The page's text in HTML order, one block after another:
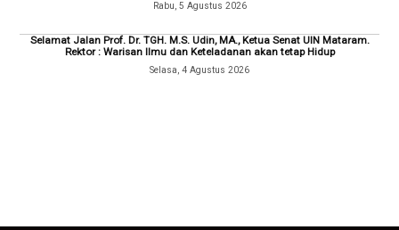
Rabu, 5 Agustus 2026
Selamat Jalan Prof. Dr. TGH. M.S. Udin, MA., Ketua Senat UIN Mataram.
Rektor : Warisan Ilmu dan Keteladanan akan tetap Hidup
Selasa, 4 Agustus 2026